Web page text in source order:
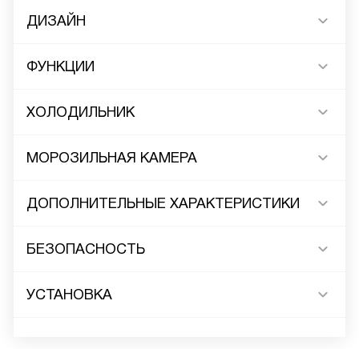
ДИЗАЙН
ФУНКЦИИ
ХОЛОДИЛЬНИК
МОРОЗИЛЬНАЯ КАМЕРА
ДОПОЛНИТЕЛЬНЫЕ ХАРАКТЕРИСТИКИ
БЕЗОПАСНОСТЬ
УСТАНОВКА